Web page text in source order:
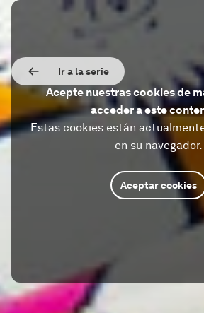
Ir a la serie
Acepte nuestras cookies de
acceder a este
Estas cookies están
en su navegador.
Aceptar cookies